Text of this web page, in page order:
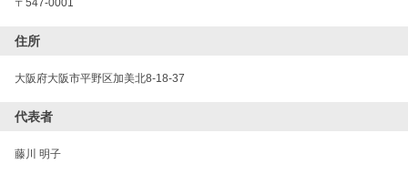
〒 547-0001
住所
大阪府大阪市平野区加美北8-18-37
代表者
藤川 明子